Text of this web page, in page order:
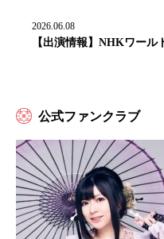
2026.06.08
【出演情報】NHKワー
公式ファンクラブ